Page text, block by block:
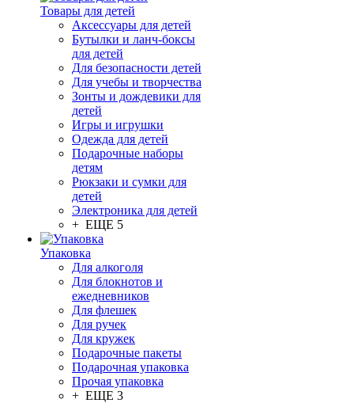
Товары для детей
Аксессуары для детей
Бутылки и ланч-боксы
для детей
Для безопасности детей
Для учебы и творчества
Зонты и дождевики для
детей
Игры и игрушки
Одежда для детей
Подарочные наборы
детям
Рюкзаки и сумки для
детей
Электроника для детей
+ ЕЩЕ 5
Упаковка
Для алкоголя
Для блокнотов и
ежедневников
Для флешек
Для ручек
Для кружек
Подарочные пакеты
Подарочная упаковка
Прочая упаковка
+ ЕЩЕ 3